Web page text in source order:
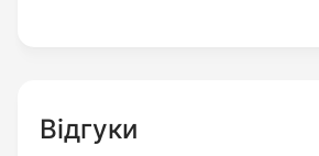
Відгуки